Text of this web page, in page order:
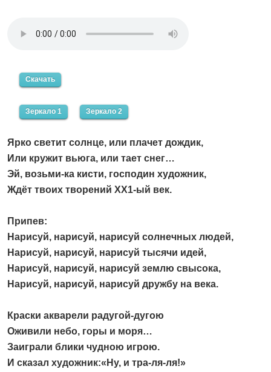
Скачать
Зеркало 1 Зеркало 2
Ярко светит солнце, или плачет дождик,
Или кружит вьюга, или тает снег…
Эй, возьми-ка кисти, господин художник,
Ждёт твоих творений ХХ1-ый век.
Припев:
Нарисуй, нарисуй, нарисуй солнечных людей,
Нарисуй, нарисуй, нарисуй тысячи идей,
Нарисуй, нарисуй, нарисуй землю свысока,
Нарисуй, нарисуй, нарисуй дружбу на века.
Краски акварели радугой-дугою
Оживили небо, горы и моря…
Заиграли блики чудною игрою.
И сказал художник:«Ну, и тра-ля-ля!»